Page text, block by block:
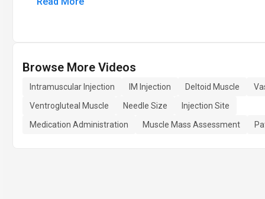
Browse More Videos
Intramuscular Injection IM Injection Deltoid Muscle
Ventrogluteal Muscle
Needle Size
Injection Site
Medication Administration
Muscle Mass Assessment